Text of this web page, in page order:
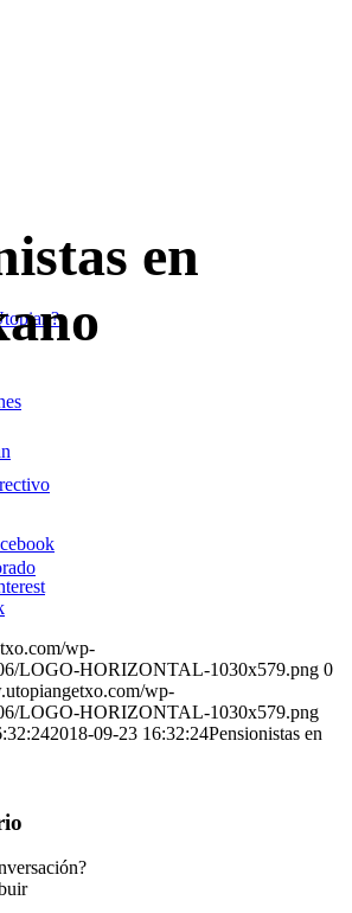
en
wp-
LOGO-HORIZONTAL-1030x579.png 0
wp-
LOGO-HORIZONTAL-1030x579.png
2018-09-23 16:32:24Pensionistas en